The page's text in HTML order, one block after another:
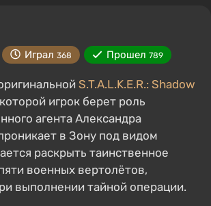
Играл 368 Прошел 789
S.T.A.L.K.E.R.: Shadow
игрок берет роль
агента Александра
в Зону под видом
раскрыть таинственное
военных вертолётов,
выполнении тайной операции.